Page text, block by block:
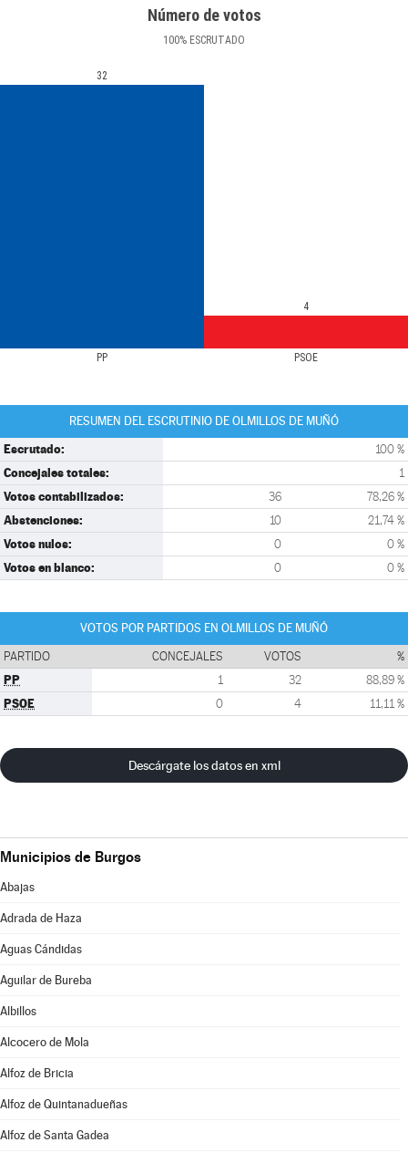
Número de votos
100% ESCRUTADO
PP PSOE
32
4
RESUMEN DEL ESCRUTINIO DE OLMILLOS DE MUÑÓ
Escrutado: 100 %
Concejales totales: 1
Votos contabilizados: 36 78,26 %
Abstenciones: 10 21,74 %
Votos nulos: 0 0 %
Votos en blanco: 0 0 %
VOTOS POR PARTIDOS EN OLMILLOS DE MUÑÓ
PARTIDO CONCEJALES VOTOS %
PP 1 32 88,89 %
PSOE 0 4 11,11 %
Descárgate los datos en xml
Municipios de Burgos
Abajas
Adrada de Haza
Aguas Cándidas
Aguilar de Bureba
Albillos
Alcocero de Mola
Alfoz de Bricia
Alfoz de Quintanadueñas
Alfoz de Santa Gadea